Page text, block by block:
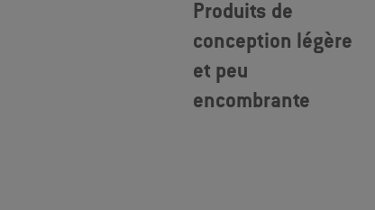
Produits de
conception légère
et peu
encombrante